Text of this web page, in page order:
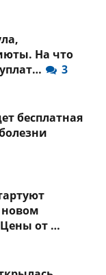
На что
3
бесплатная
от …